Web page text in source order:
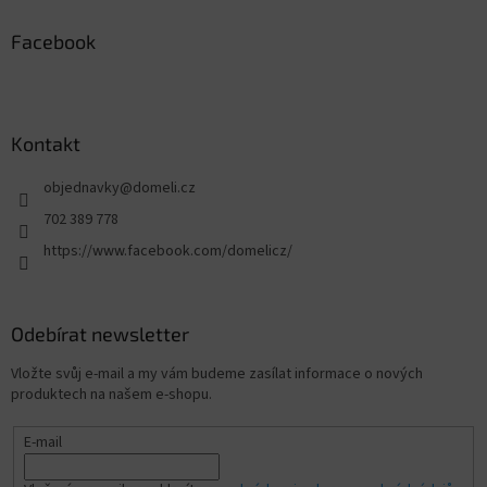
Facebook
Kontakt
objednavky@domeli.cz
702 389 778
https://www.facebook.com/domelicz/
Odebírat newsletter
Vložte svůj e-mail a my vám budeme zasílat informace o nových
produktech na našem e-shopu.
E-mail